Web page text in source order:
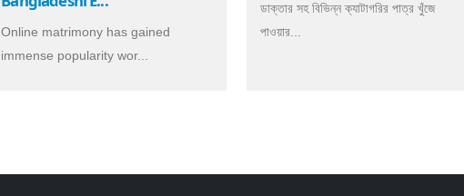
Online matrimony has gained
immense popularity wor...
ডাক্তার সহ বিভিন্ন ক্যাটাগরির পাত্র খুঁজে
পাওয়ার...